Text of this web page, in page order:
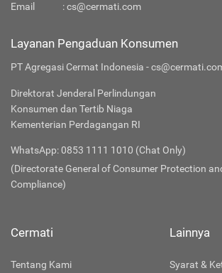
Email
:cs@cermati.com
Layanan Pengaduan Konsumen
PT Agregasi Cermat Indonesia -
Direktorat Jenderal Perlindungan
Konsumen dan Tertib Niaga
Kementerian Perdagangan RI
WhatsApp: 0853 1111 1010 (Chat Only)
(Directorate General of Consumer Protection
Compliance)
Cermati
Tentang Kami
Lainnya
Syarat &